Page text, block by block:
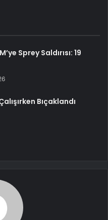
Sprey Saldırısı: 19
Bıçaklandı